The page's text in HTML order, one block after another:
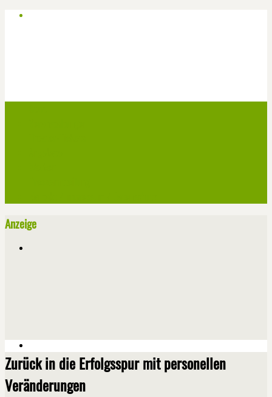
Anzeige
Zurück in die Erfolgsspur mit personellen
Veränderungen